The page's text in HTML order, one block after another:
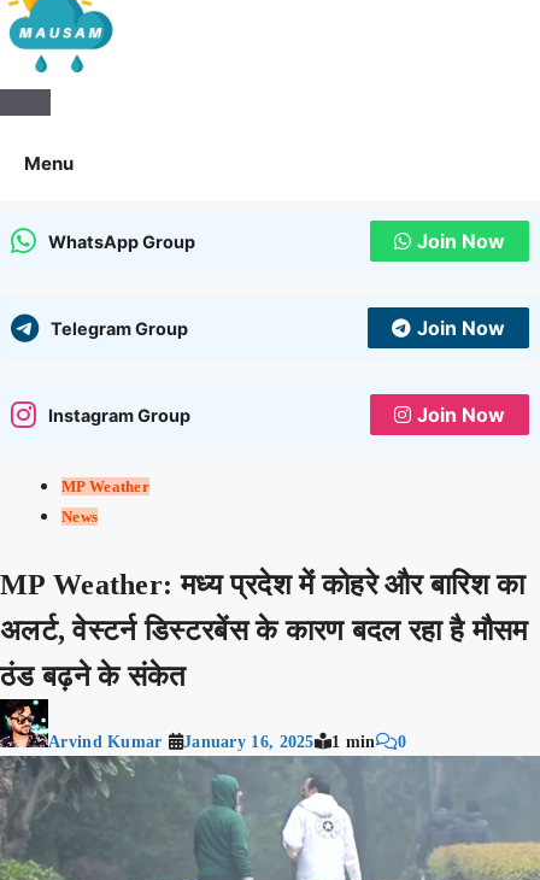
Aaj Ka Mausam | आज का
मौसम | कल का मौसम की जानकारी
Menu
WhatsApp Group Join Now
Telegram Group Join Now
Instagram Group Join Now
MP Weather
News
MP Weather: मध्य प्रदेश में कोहरे और बारिश का
अलर्ट, वेस्टर्न डिस्टरबेंस के कारण बदल रहा है मौसम
ठंड बढ़ने के संकेत
Arvind Kumar January 16, 2025 1 min 0